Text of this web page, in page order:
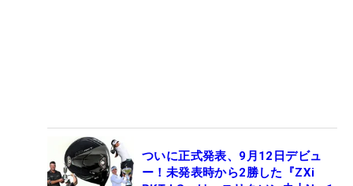
ついに正式発表、9月12日デビュ
ー！未発表時から2勝した『ZXi